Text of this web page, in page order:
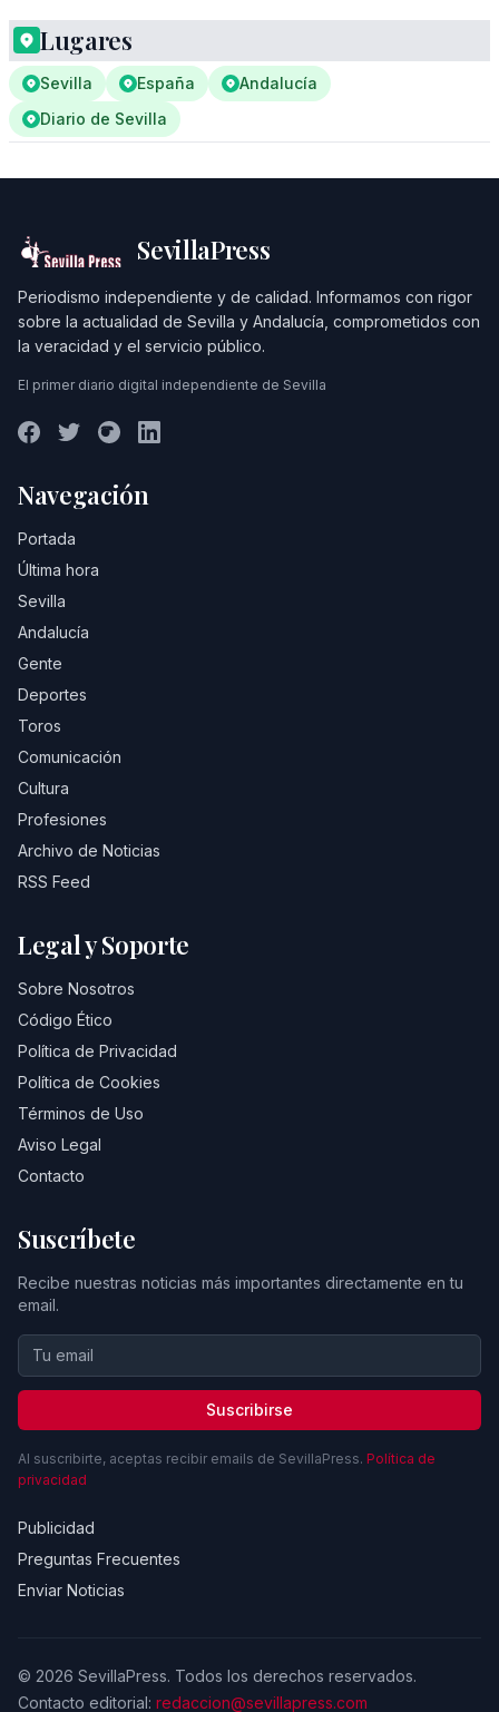
Lugares
Sevilla España
Andalucía
Diario de Sevilla
SevillaPress
Periodismo independiente y de calidad. Informamos con rigor
sobre la actualidad de Sevilla y Andalucía, comprometidos con
la veracidad y el servicio público.
El primer diario digital independiente de Sevilla
Navegación
Portada
Última hora
Sevilla
Andalucía
Gente
Deportes
Toros
Comunicación
Cultura
Profesiones
Archivo de Noticias
RSS Feed
Legal y Soporte
Sobre Nosotros
Código Ético
Política de Privacidad
Política de Cookies
Términos de Uso
Aviso Legal
Contacto
Suscríbete
Recibe nuestras noticias más importantes directamente en tu
email.
Suscribirse
Al suscribirte, aceptas recibir emails de SevillaPress. Política de
privacidad
Publicidad
Preguntas Frecuentes
Enviar Noticias
© 2026 SevillaPress. Todos los derechos reservados.
Contacto editorial: redaccion@sevillapress.com